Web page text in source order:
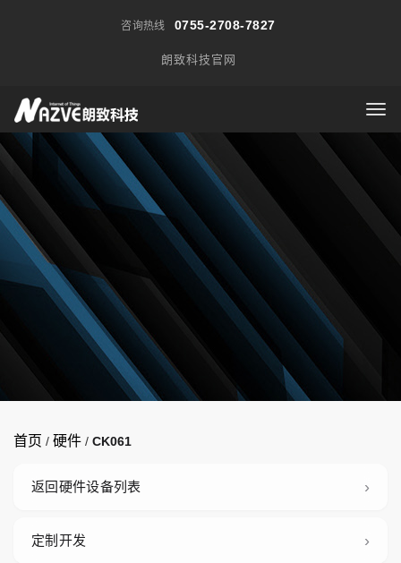
咨询热线 0755-2708-7827
朗致科技官网
首页 / 硬件 / CK061
返回硬件设备列表
定制开发